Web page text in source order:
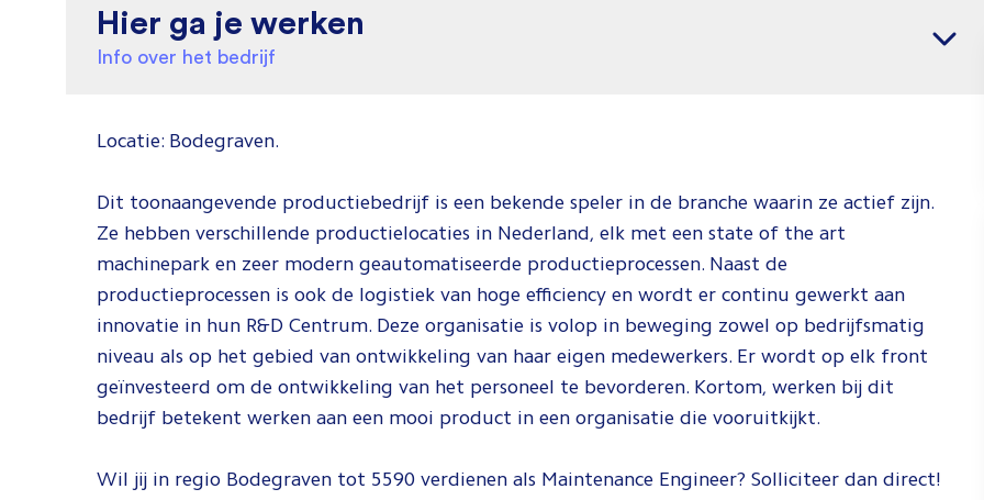
voor
je dat kan
dat doen!
Hier ga je werken
Info over het bedrijf
Locatie: Bodegraven.
Dit toonaangevende productiebedrijf is een bekende speler in de branche waarin ze actief zijn.
Ze hebben verschillende productielocaties in Nederland, elk met een state of the art
machinepark en zeer modern geautomatiseerde productieprocessen. Naast de
productieprocessen is ook de logistiek van hoge efficiency en wordt er continu gewerkt aan
innovatie in hun R&D Centrum. Deze organisatie is volop in beweging zowel op bedrijfsmatig
niveau als op het gebied van ontwikkeling van haar eigen medewerkers. Er wordt op elk front
geïnvesteerd om de ontwikkeling van het personeel te bevorderen. Kortom, werken bij dit
bedrijf betekent werken aan een mooi product in een organisatie die vooruitkijkt.
Wil jij in regio Bodegraven tot 5590 verdienen als Maintenance Engineer? Solliciteer dan direct!